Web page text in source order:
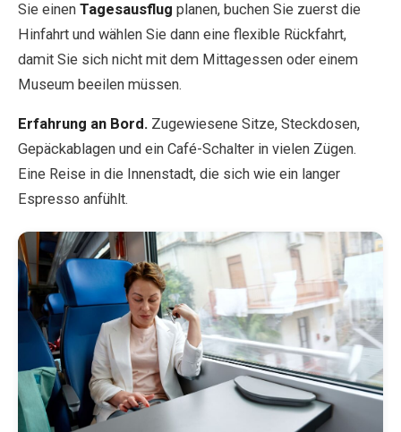
Sie einen Tagesausflug planen, buchen Sie zuerst die
Hinfahrt und wählen Sie dann eine flexible Rückfahrt,
damit Sie sich nicht mit dem Mittagessen oder einem
Museum beeilen müssen.
Erfahrung an Bord. Zugewiesene Sitze, Steckdosen,
Gepäckablagen und ein Café-Schalter in vielen Zügen.
Eine Reise in die Innenstadt, die sich wie ein langer
Espresso anfühlt.